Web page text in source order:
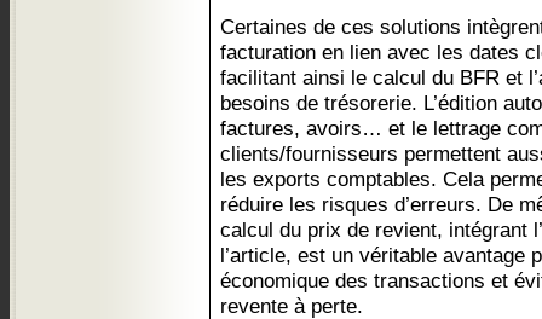
Certaines de ces solutions
facturation en lien avec les dates
facilitant ainsi le calcul du BFR et
besoins de trésorerie. L’édition
factures, avoirs… et le lettrage
clients/fournisseurs permettent
les exports comptables. Cela
réduire les risques d’erreurs. De
calcul du prix de revient, intégrant
l’article, est un véritable avantage
économique des transactions et
revente à perte.